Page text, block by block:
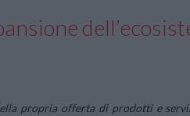
propria offerta di prodotti e